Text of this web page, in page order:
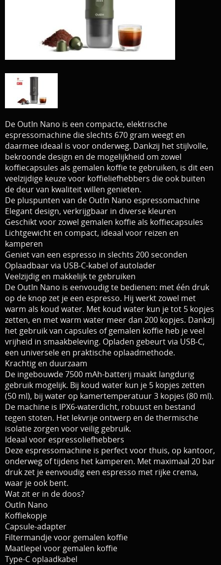
Boten en Belly / alle Benodigdheden
Tenten / Aasvisbewaring / Stoelen / Onthaakmatten /
Per leverancier
Decoratie
PROMO materiaal
cadeau bon
2e hands 2e kans
PARTNERS
TIPS, Montages and film
Meerval.shop Pro staff
De OutIn Nano is een compacte, elektrische
espressomachine die slechts 670 gram weegt en
daarmee ideaal is voor onderweg. Dankzij het stijlvolle,
bekroonde design en de mogelijkheid om zowel
koffiecapsules als gemalen koffie te gebruiken, is dit een
veelzijdige keuze voor koffieliefhebbers die ook buiten
de deur van kwaliteit willen genieten.
De pluspunten van de OutIn Nano espressomachine
Elegant design, verkrijgbaar in diverse kleuren
Geschikt voor zowel gemalen koffie als koffiecapsules
Lichtgewicht en compact, ideaal voor reizen en
kamperen
Geniet van een espresso in slechts 200 seconden
Oplaadbaar via USB-C-kabel of autolader
Veelzijdig en makkelijk te gebruiken
De OutIn Nano is eenvoudig te bedienen: met één druk
op de knop zet je een espresso. Hij werkt zowel met
warm als koud water. Met koud water kun je tot 5 kopjes
zetten, en met warm water meer dan 200 kopjes. Dankzij
het gebruik van capsules of gemalen koffie heb je veel
vrijheid in smaakbeleving. Opladen gebeurt via USB-C,
een universele en praktische oplaadmethode.
Krachtig en duurzaam
De ingebouwde 7500 mAh-batterij maakt langdurig
gebruik mogelijk. Bij koud water kun je 5 kopjes zetten
(50 ml), bij water op kamertemperatuur 3 kopjes (80 ml).
De machine is IPX6-waterdicht, robuust en bestand
tegen stoten. Het lekvrije ontwerp en de thermische
isolatie zorgen voor veilig gebruik.
Ideaal voor espressoliefhebbers
Deze espressomachine is perfect voor thuis, op kantoor,
onderweg of tijdens het kamperen. Met maximaal 20 bar
druk zet je eenvoudig een espresso met rijke crema,
waar je ook bent.
Wat zit er in de doos?
OutIn Nano
Koffiekopje
Capsule-adapter
Filtermandje voor gemalen koffie
Maatlepel voor gemalen koffie
Type-C oplaadkabel